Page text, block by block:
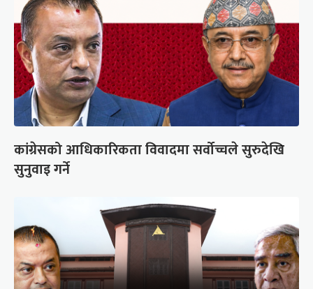
कांग्रेसको आधिकारिकता विवादमा सर्वोच्चले सुरुदेखि
सुनुवाइ गर्ने